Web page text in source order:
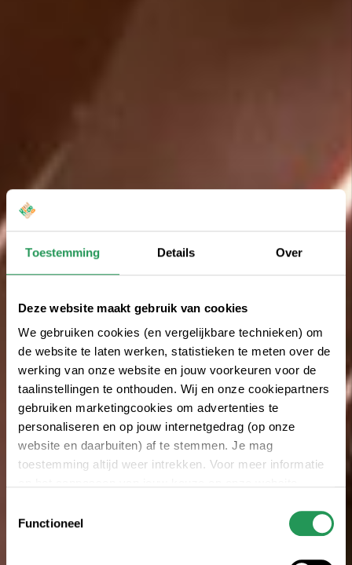
Toestemming Details Over
Deze website maakt gebruik van cookies
We gebruiken cookies (en vergelijkbare technieken) om
de website te laten werken, statistieken te meten over de
werking van onze website en jouw voorkeuren voor de
taalinstellingen te onthouden. Wij en onze cookiepartners
gebruiken marketingcookies om advertenties te
personaliseren en op jouw internetgedrag (op onze
website en daarbuiten) af te stemmen. Je mag
toestemming altijd weer intrekken. Voor meer informatie
Functioneel